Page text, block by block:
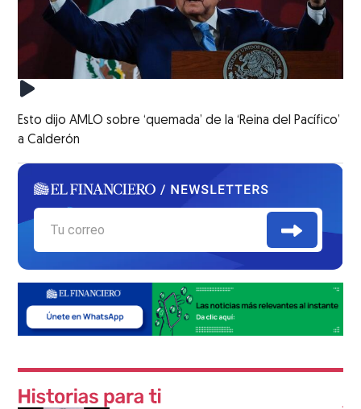
Esto dijo AMLO sobre ‘quemada’ de la ‘Reina del Pacífico’
a Calderón